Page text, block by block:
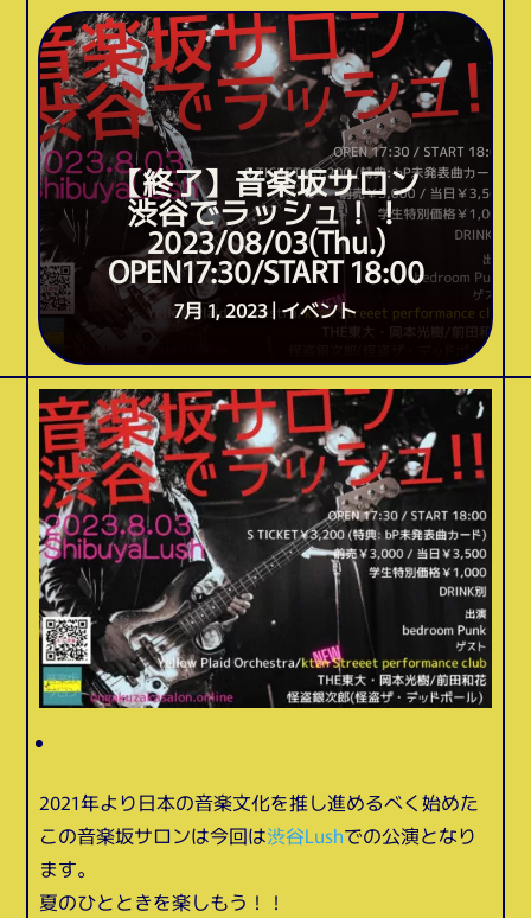
【終了】音楽坂サロン
渋谷でラッシュ！！
2023/08/03(Thu.)
OPEN17:30/START 18:00
7月 1, 2023|イベント
2021年より日本の音楽文化を推し進めるべく始めた
この音楽坂サロンは今回は渋谷Lushでの公演となり
ます。
夏のひとときを楽しもう！！